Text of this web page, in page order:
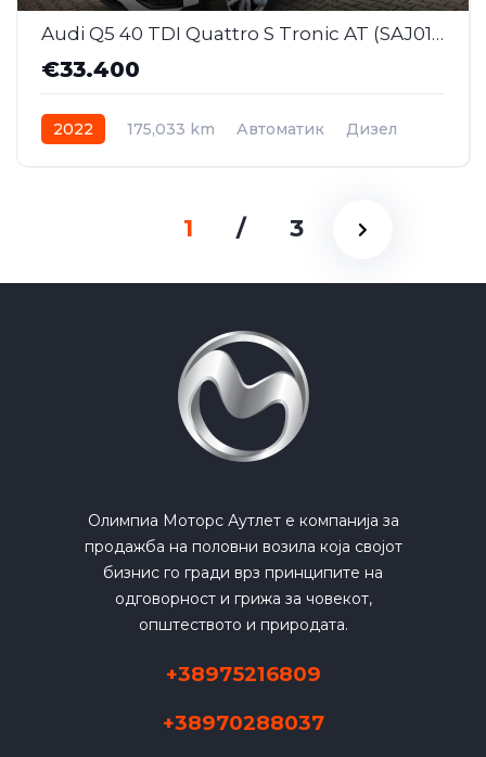
Audi Q5 40 TDI Quattro S Tronic AT (SAJ012)
€33.400
2022 175,033 km Автоматик
Дизел
1 / 3
Олимпиа Моторс Аутлет е компанија за
продажба на половни возила која својот
бизнис го гради врз принципите на
одговорност и грижа за човекот,
општеството и природата.
+38975216809
+38970288037